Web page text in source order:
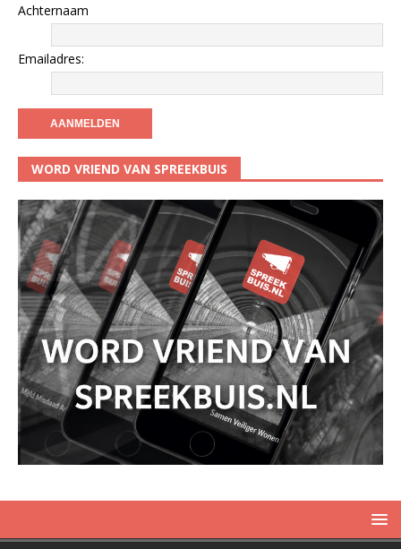
Achternaam
Emailadres:
WORD VRIEND VAN SPREEKBUIS